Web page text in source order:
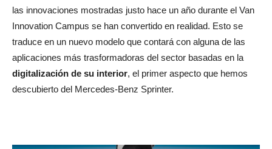
las innovaciones mostradas justo hace un año durante el Van
Innovation Campus se han convertido en realidad. Esto se
traduce en un nuevo modelo que contará con alguna de las
aplicaciones más trasformadoras del sector basadas en la
digitalización de su interior, el primer aspecto que hemos
descubierto del Mercedes-Benz Sprinter.